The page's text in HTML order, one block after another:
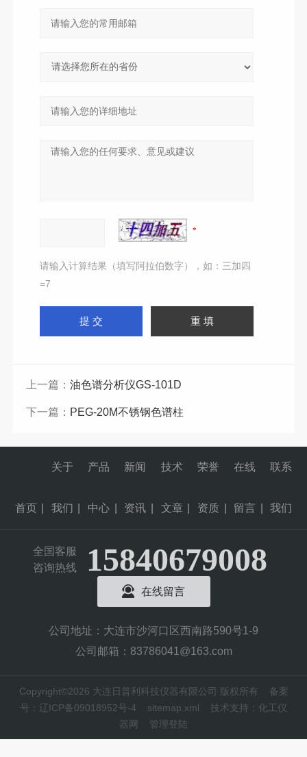
请输入计算结果（填写阿拉伯数字），如：三加四
=7
上一篇： 油色谱分析仪GS-101D
下一篇： PEG-20M不锈钢色谱柱
首页
关于
我们
产品
中心
新闻
资讯
技术
文章
荣誉
资质
在线
留言
联系
我们
全国客服
咨询热线
15840679008
在线留言
公司地址：大连市沙河口区西南路590号1-9
公司邮箱：83786041@163.com
Copyright©2026 大连日普利科技仪器有限公司 版权所有 备案
号：辽ICP备09018952号-4
sitemap.xml 技术支持： 化工仪
器网
管理登陆